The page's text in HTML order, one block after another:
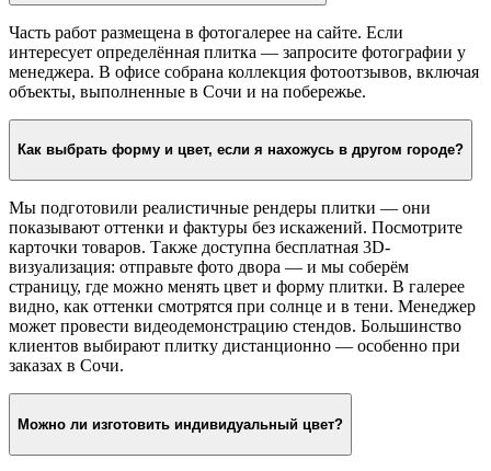
Часть работ размещена в фотогалерее на сайте. Если
интересует определённая плитка — запросите фотографии у
менеджера. В офисе собрана коллекция фотоотзывов, включая
объекты, выполненные в Сочи и на побережье.
Как выбрать форму и цвет, если я нахожусь в другом городе?
Мы подготовили реалистичные рендеры плитки — они
показывают оттенки и фактуры без искажений. Посмотрите
карточки товаров. Также доступна бесплатная 3D-
визуализация: отправьте фото двора — и мы соберём
страницу, где можно менять цвет и форму плитки. В галерее
видно, как оттенки смотрятся при солнце и в тени. Менеджер
может провести видеодемонстрацию стендов. Большинство
клиентов выбирают плитку дистанционно — особенно при
заказах в Сочи.
Можно ли изготовить индивидуальный цвет?